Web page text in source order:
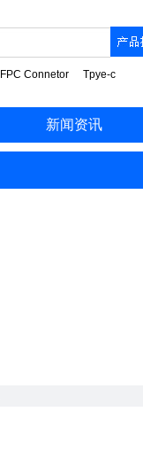
FPC Connetor Tpye-c
新闻资讯